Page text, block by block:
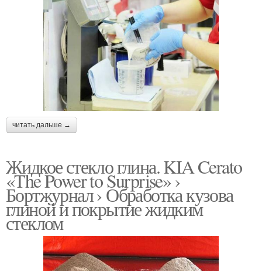
читать дальше →
Жидкое стекло глина. KIA Cerato
«The Power to Surprise» ›
Бортжурнал › Обработка кузова
глиной и покрытие жидким
стеклом